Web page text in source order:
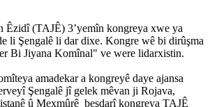
Êzidî (TAJÊ) 3’yemîn kongreya xwe ya
li Şengalê li dar dixe. Kongre wê bi dirûşma
Bi Jiyana Komînal" ve were lidarxistin.
amadekar a kongreyê daye ajansa
Şengalê jî gelek mêvan ji Rojava,
û Mexmûrê beşdarî kongreya TAJÊ